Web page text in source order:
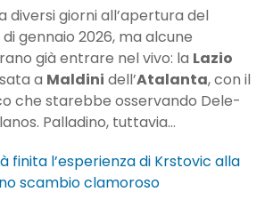
diversi giorni all’apertura del
di gennaio 2026, ma alcune
già entrare nel vivo: la Lazio
a Maldini dell’Atalanta, con il
che starebbe osservando Dele-
Palladino, tuttavia…
finita l’esperienza di Krstovic alla
scambio clamoroso